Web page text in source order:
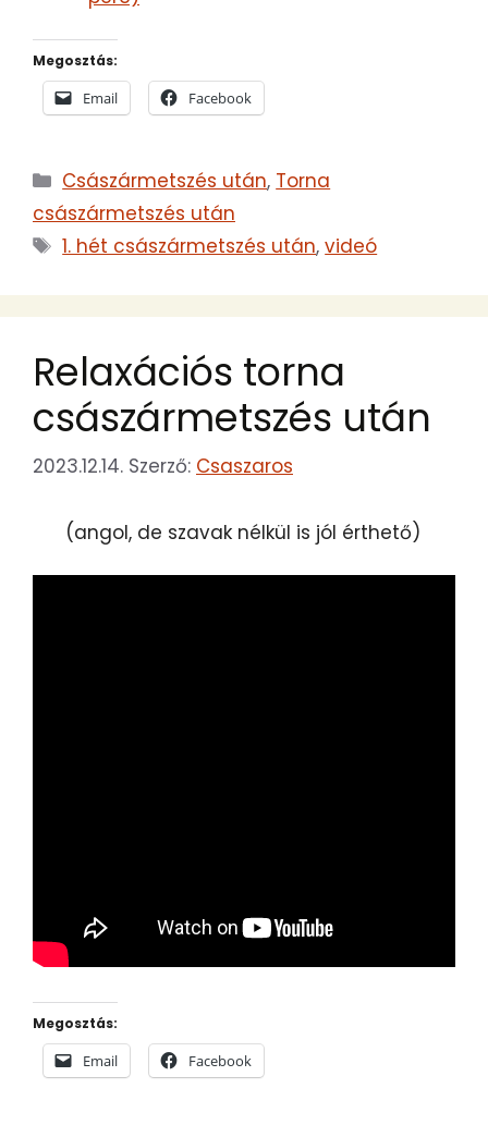
Megosztás:
Email Facebook
Kategória
Császármetszés után, Torna
császármetszés után
Címkék
1. hét császármetszés után,videó
Relaxációs torna
császármetszés után
2023.12.14. Szerző: Csaszaros
(angol, de szavak nélkül is jól érthető)
Megosztás:
Email Facebook